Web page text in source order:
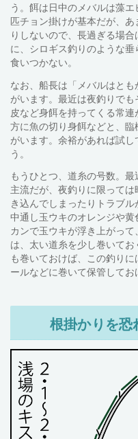
う。餌は日中のメバルは藻
匹チョン掛けが基本だが、
りしないので、長過ぎる場
に、シロギス釣りのような
食いつかない。
なお、船長は「メバルはと
がいます。最近は夜釣りで
皮など身餌を持ってくる常
方に魚の切り身餌などと、臨
がいます。余裕があれば試
う。
もうひとつ、道糸の号数。
主流だが、夜釣りに限って
き込んでしまったりトラブ
中通し玉ウキのオレンジや
カンで玉ウキが浮き上がっ
は、太い道糸を少し巻いて
も巻いておけば、この釣り
ールなどに巻いて保管してお
根掛かりを恐